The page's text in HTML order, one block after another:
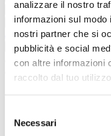
analizzare il nostro
informazioni sul
nostri partner che si
pubblicità e social
con altre informazioni
raccolto dal tuo
delNecessari
Il Teatro
Vieni al Maggio
Accademia
Login Registrati
Calendario